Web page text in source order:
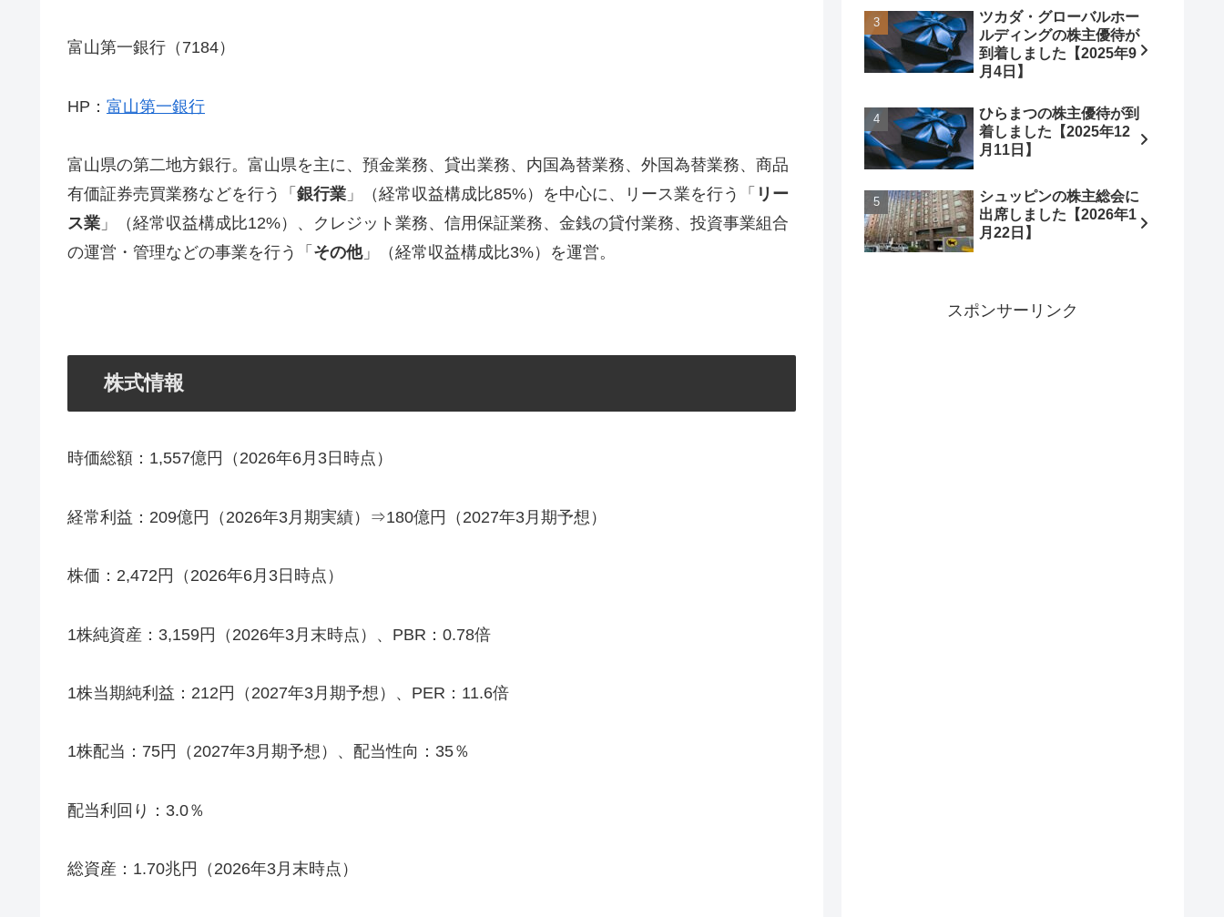
富山第一銀行（7184）
HP： 富山第一銀行
富山県の第二地方銀行。富山県を主に、預金業務、貸出業務、内国為替業務、外国為替業務、商品
有価証券売買業務などを行う「 銀行業 」（経常収益構成比85%）を中心に、リース業を行う「 リー
ス業 」（経常収益構成比12%）、クレジット業務、信用保証業務、金銭の貸付業務、投資事業組合
の運営・管理などの事業を行う「 その他」（経常収益構成比3%）を運営。
株式情報
時価総額：1,557億円（2026年6月3日時点）
経常利益：209億円（2026年3月期実績）⇒180億円（2027年3月期予想）
株価：2,472円（2026年6月3日時点）
1株純資産：3,159円（2026年3月末時点）、PBR：0.78倍
1株当期純利益：212円（2027年3月期予想）、PER：11.6倍
1株配当：75円（2027年3月期予想）、配当性向：35％
配当利回り：3.0％
総資産：1.70兆円（2026年3月末時点）
ツカダ・グローバルホー
ルディングの株主優待が
到着しました【2025年9
月4日】
ひらまつの株主優待が到
着しました【2025年12
月11日】
シュッピンの株主総会に
出席しました【2026年1
月22日】
スポンサーリンク